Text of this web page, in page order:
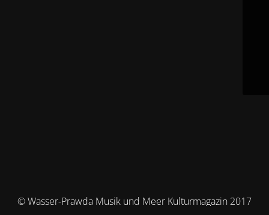
© Wasser-Prawda Musik und Meer Kulturmagazin 2017